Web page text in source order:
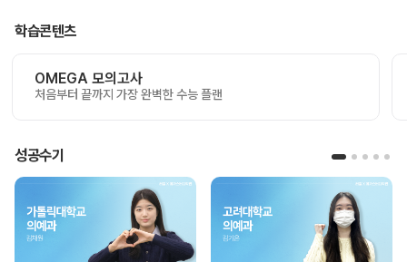
학습콘텐츠
OMEGA 모의고사
처음부터 끝까지 가장 완벽한 수능 플랜
성공수기